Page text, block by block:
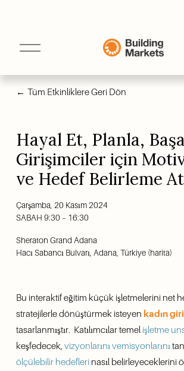
M
e
ü
ü
Tüm Etkinliklere Geri Dön
Hayal Et, Planla,
Girişimciler için
ve Hedef Belirleme
Çarşamba, 20 Kasım 2024
SABAH 9:30
16:30
Sheraton Grand Adana
Hacı Sabancı Bulvarı Adana Türkiye (harita)
Bu interaktif eğitim küçük işletmelerini net
stratejilerle dönüştürmek isteyen kadın
tasarlanmıştır.  Katılımcılar temel işletme
keşfedecek, vizyonlarını vemisyonlarını
ölçülebilir hedefleri nasıl belirleyeceklerini